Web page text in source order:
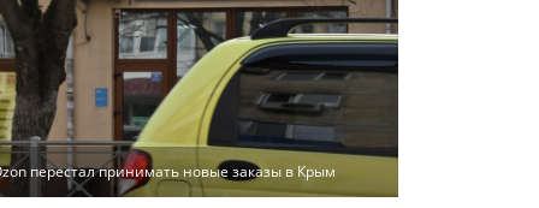
перестал принимать новые заказы в Крым